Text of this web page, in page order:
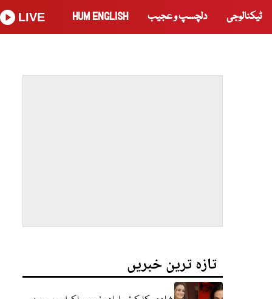
ٹیکنالوجی دلچسپ و عجیب HUM ENGLISH
LIVE
تازہ ترین خبریں